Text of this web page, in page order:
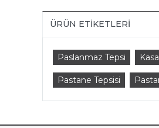
ÜRÜN ETIKETLERI
Paslanmaz Tepsi
Pastane Tepsisi